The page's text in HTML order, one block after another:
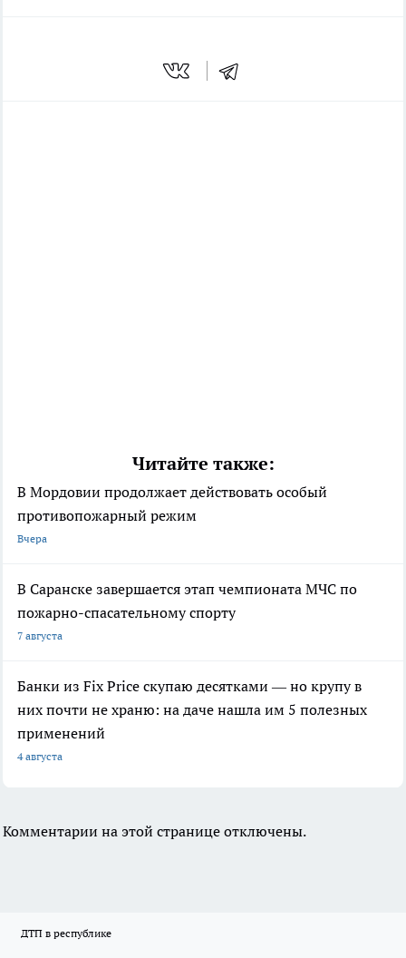
Читайте также:
В Мордовии продолжает действовать особый
противопожарный режим
Вчера
В Саранске завершается этап чемпионата МЧС по
пожарно-спасательному спорту
7 августа
Банки из Fix Price скупаю десятками — но крупу в
них почти не храню: на даче нашла им 5 полезных
применений
4 августа
Комментарии на этой странице отключены.
ДТП в республике